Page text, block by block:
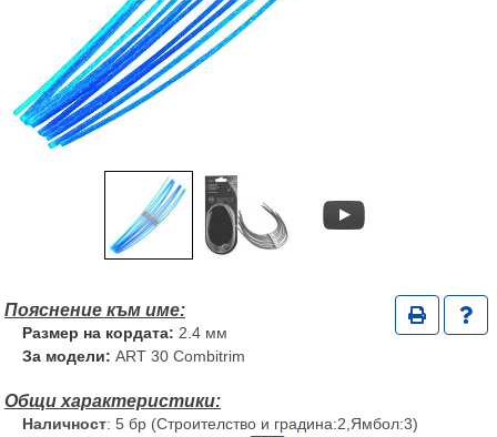
Размер на кордата: 2.4 мм
За модели: ART 30 Combitrim
Наличност: 5 бр (Строителство и градина:2,Ямбол:3)